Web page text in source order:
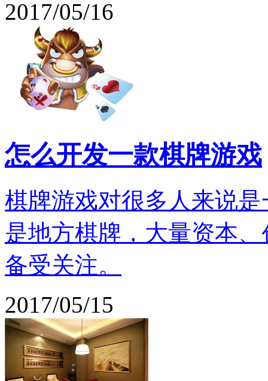
2017/05/16
怎么开发一款棋牌游戏
棋牌游戏对很多人来说
是地方棋牌，大量资本
备受关注。
2017/05/15